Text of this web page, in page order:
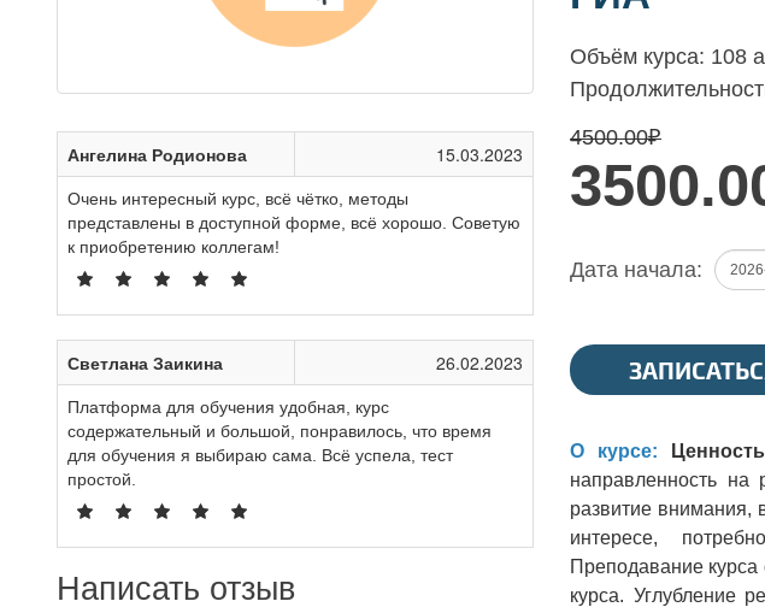
Ангелина Родионова 15.03.2023
Очень интересный курс, всё чётко, методы
представлены в доступной форме, всё хорошо. Советую
к приобретению коллегам!
Светлана Заикина 26.02.2023
Платформа для обучения удобная, курс
содержательный и большой, понравилось, что время
для обучения я выбираю сама. Всё успела, тест
простой.
Написать отзыв
Объём курса: 108
4500.00₽
Дата начала:
О курсе:
направленность на
развитие внимания,
интересе,
Преподавание курса
курса. Углубление